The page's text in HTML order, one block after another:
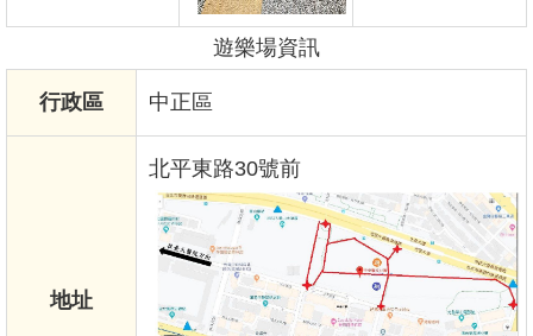
遊樂場資訊
行政區 中正區
地址
北平東路30號前